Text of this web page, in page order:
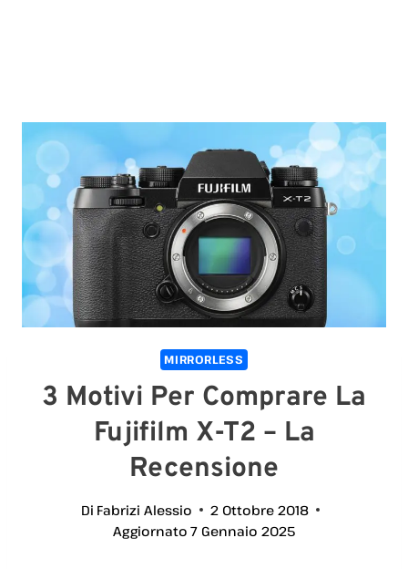
MIRRORLESS
3 Motivi Per Comprare La
Fujifilm X-T2 – La
Recensione
Di Fabrizi Alessio
2 Ottobre 2018
Aggiornato 7 Gennaio 2025